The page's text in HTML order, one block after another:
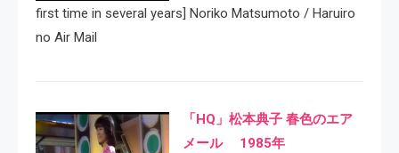
first time in several years] Noriko Matsumoto / Haruiro
no Air Mail
「HQ」松本典子 春色のエア
メール 1985年